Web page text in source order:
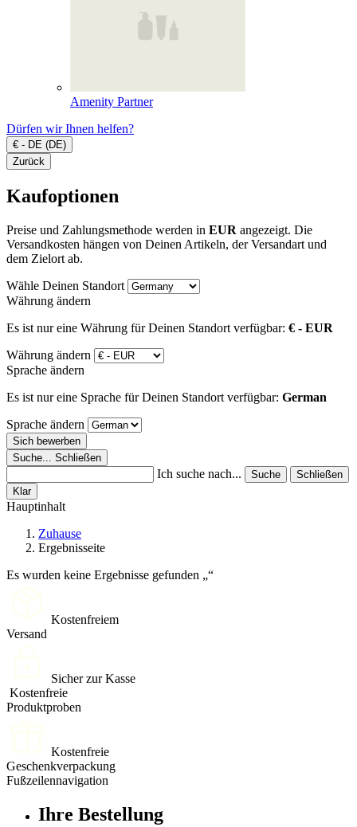
Amenity Partner
Dürfen wir Ihnen helfen?
€ - DE (DE)
Zurück
Kaufoptionen
Preise und Zahlungsmethode werden in EUR angezeigt. Die
Versandkosten hängen von Deinen Artikeln, der Versandart und
dem Zielort ab.
Wähle Deinen Standort
Währung ändern
Es ist nur eine Währung für Deinen Standort verfügbar: € - EUR
Währung ändern
Sprache ändern
Es ist nur eine Sprache für Deinen Standort verfügbar: German
Sprache ändern
Sich bewerben
Suche...
Schließen
Ich suche nach... Suche
Schließen
Klar
Hauptinhalt
Zuhause
Ergebnisseite
Es wurden keine Ergebnisse gefunden
Kostenfreiem
Versand
Sicher zur Kasse
Kostenfreie
Produktproben
Kostenfreie
Geschenkverpackung
Fußzeilennavigation
Ihre Bestellung